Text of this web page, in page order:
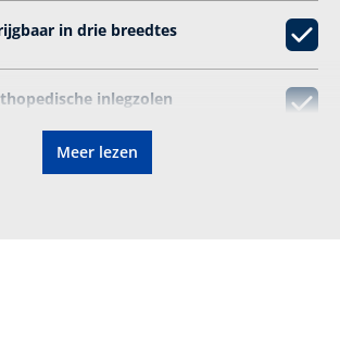
in drie breedtes
inlegzolen
Meer lezen